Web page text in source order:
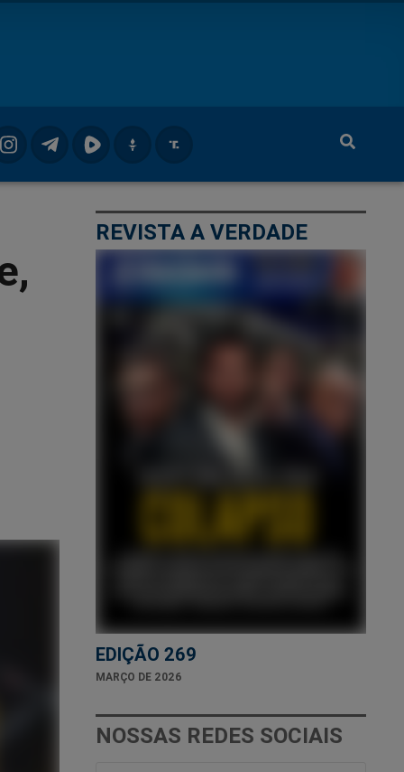
REVISTA A VERDADE
EDIÇÃO 269
MARÇO DE 2026
NOSSAS REDES SOCIAIS